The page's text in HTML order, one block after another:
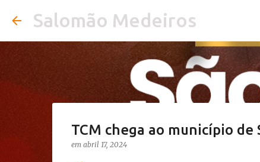
Salomão Medeiros
TCM chega ao município de
em abril 17, 2024